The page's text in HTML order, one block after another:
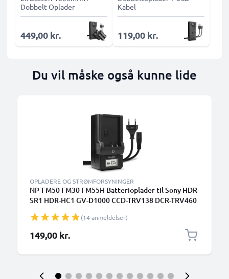
Dobbelt Oplader
449,00 kr.
Kabel
119,00 kr.
Du vil måske også kunne lide
OPLADERE OG STRØMFORSYNINGER
NP-FM50 FM30 FM55H Batterioplader til Sony HDR-
SR1 HDR-HC1 GV-D1000 CCD-TRV138 DCR-TRV460
CELLONIC
(14 anmeldelser)
149,00 kr.